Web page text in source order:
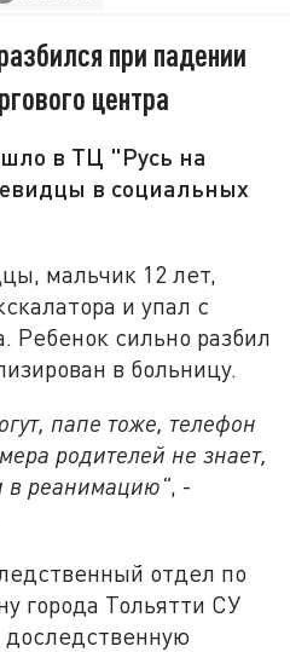
при падении
центра
в ТЦ "Русь на
в социальных
мальчик 12 лет,
и упал с
Ребенок сильно разбил
в больницу.
папе тоже, телефон
родителей не знает,
в реанимацию", -
отдел по
города Тольятти СУ